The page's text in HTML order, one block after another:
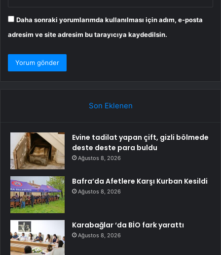
Daha sonraki yorumlarımda kullanılması için adım, e-posta
adresim ve site adresim bu tarayıcıya kaydedilsin.
Son Eklenen
Evine tadilat yapan çift, gizli bölmede
deste deste para buldu
Ağustos 8, 2026
Bafra’da Afetlere Karşı Kurban Kesildi
Ağustos 8, 2026
Karabağlar ‘da BİO fark yarattı
Ağustos 8, 2026